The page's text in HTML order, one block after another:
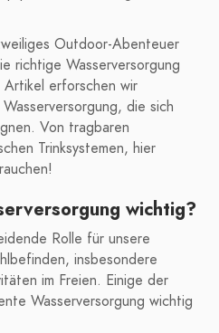
Outdoor-Abenteuer
richtige Wasserversorgung
erforschen wir
die sich
Von tragbaren
Trinksystemen, hier
wichtig?
Rolle für unsere
insbesondere
im Freien. Einige der
Wasserversorgung wichtig